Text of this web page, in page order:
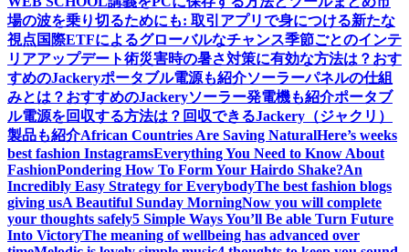
場の波を乗り切るためにも: 取引アプリで身につける新たな
視点 国際ETFによるグローバルなチャンス季節ごとのインテ
リアアップデート術災害時の暑さ対策に有効な方法は？おす
すめのJackeryポータブル電源も紹介ソーラーパネルの仕組
みとは？おすすめのJackeryソーラー発電機も紹介ポータブ
ル電源を回収する方法は？回収できるJackery（ジャクリ）
製品も紹介African Countries Are Saving NaturalHere’s weeks
best fashion InstagramsEverything You Need to Know About
FashionPondering How To Form Your Hairdo Shake?An
Incredibly Easy Strategy for EverybodyThe best fashion blogs
giving usA Beautiful Sunday MorningNow you will complete
your thoughts safely5 Simple Ways You’ll Be able Turn Future
Into VictoryThe meaning of wellbeing has advanced over